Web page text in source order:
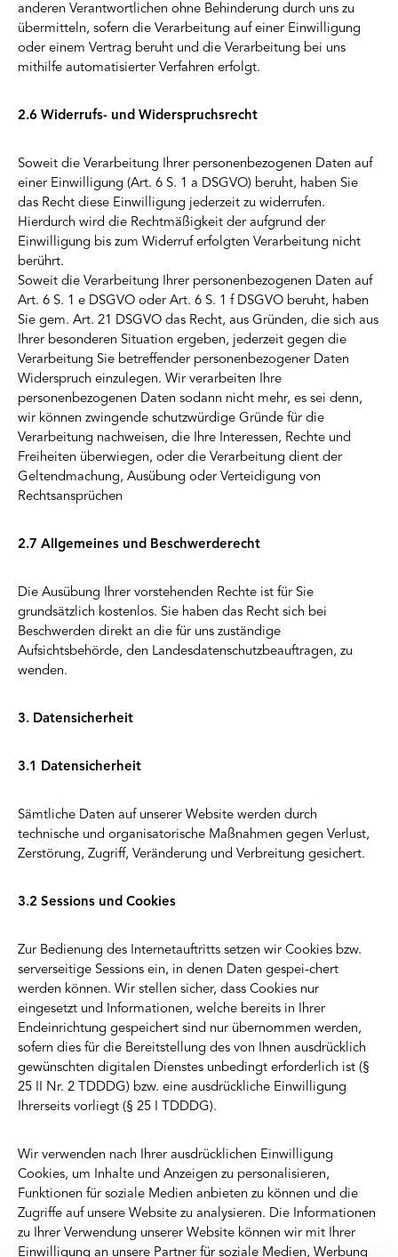
anderen Verantwortlichen ohne Behinderung durch uns zu
übermitteln, sofern die Verarbeitung auf einer Einwilligung
oder einem Vertrag beruht und die Verarbeitung bei uns
mithilfe automatisierter Verfahren erfolgt.
2.6 Widerrufs- und Widerspruchsrecht
Soweit die Verarbeitung Ihrer personenbezogenen Daten auf
einer Einwilligung (Art. 6 S. 1 a DSGVO) beruht, haben Sie
das Recht diese Einwilligung jederzeit zu widerrufen.
Hierdurch wird die Rechtmäßigkeit der aufgrund der
Einwilligung bis zum Widerruf erfolgten Verarbeitung nicht
berührt.
Soweit die Verarbeitung Ihrer personenbezogenen Daten auf
Art. 6 S. 1 e DSGVO oder Art. 6 S. 1 f DSGVO beruht, haben
Sie gem. Art. 21 DSGVO das Recht, aus Gründen, die sich aus
Ihrer besonderen Situation ergeben, jederzeit gegen die
Verarbeitung Sie betreffender personenbezogener Daten
Widerspruch einzulegen. Wir verarbeiten Ihre
personenbezogenen Daten sodann nicht mehr, es sei denn,
wir können zwingende schutzwürdige Gründe für die
Verarbeitung nachweisen, die Ihre Interessen, Rechte und
Freiheiten überwiegen, oder die Verarbeitung dient der
Geltendmachung, Ausübung oder Verteidigung von
Rechtsansprüchen
2.7 Allgemeines und Beschwerderecht
Die Ausübung Ihrer vorstehenden Rechte ist für Sie
grundsätzlich kostenlos. Sie haben das Recht sich bei
Beschwerden direkt an die für uns zuständige
Aufsichtsbehörde, den Landesdatenschutzbeauftragen, zu
wenden.
3. Datensicherheit
3.1 Datensicherheit
Sämtliche Daten auf unserer Website werden durch
technische und organisatorische Maßnahmen gegen Verlust,
Zerstörung, Zugriff, Veränderung und Verbreitung gesichert.
3.2 Sessions und Cookies
Zur Bedienung des Internetauftritts setzen wir Cookies bzw.
serverseitige Sessions ein, in denen Daten gespei-chert
werden können. Wir stellen sicher, dass Cookies nur
eingesetzt und Informationen, welche bereits in Ihrer
Endeinrichtung gespeichert sind nur übernommen werden,
sofern dies für die Bereitstellung des von Ihnen ausdrücklich
gewünschten digitalen Dienstes unbedingt erforderlich ist (§
25 II Nr. 2 TDDDG) bzw. eine ausdrückliche Einwilligung
Ihrerseits vorliegt (§ 25 I TDDDG).
Wir verwenden nach Ihrer ausdrücklichen Einwilligung
Cookies, um Inhalte und Anzeigen zu personalisieren,
Funktionen für soziale Medien anbieten zu können und die
Zugriffe auf unsere Website zu analysieren. Die Informationen
zu Ihrer Verwendung unserer Website können wir mit Ihrer
Einwilligung an unsere Partner für soziale Medien, Werbung